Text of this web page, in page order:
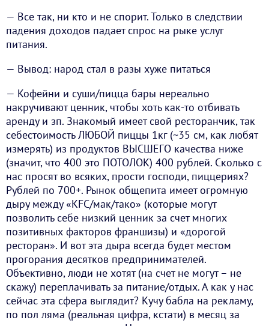
— Все так, ни кто и не спорит. Только в следствии
падения доходов падает спрос на рыке услуг
питания.
— Вывод: народ стал в разы хуже питаться
— Кофейни и суши/пицца бары нереально
накручивают ценник, чтобы хоть как-то отбивать
аренду и зп. Знакомый имеет свой ресторанчик, так
себестоимость ЛЮБОЙ пиццы 1кг (~35 см, как любят
измерять) из продуктов ВЫСШЕГО качества ниже
(значит, что 400 это ПОТОЛОК) 400 рублей. Сколько с
нас просят во всяких, прости господи, пиццериях?
Рублей по 700+. Рынок общепита имеет огромную
дыру между «KFC/мак/тако» (которые могут
позволить себе низкий ценник за счет многих
позитивных факторов франшизы) и «дорогой
ресторан». И вот эта дыра всегда будет местом
прогорания десятков предпринимателей.
Объективно, люди не хотят (на счет не могут – не
скажу) переплачивать за питание/отдых. А как у нас
сейчас эта сфера выглядит? Кучу бабла на рекламу,
по пол ляма (реальная цифра, кстати) в месяц за